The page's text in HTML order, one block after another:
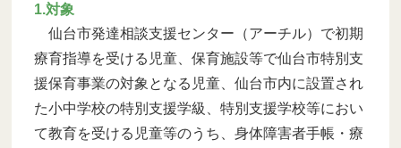
1.対象
仙台市発達相談支援センター（アーチル）で初期
療育指導を受ける児童、保育施設等で仙台市特別支
援保育事業の対象となる児童、仙台市内に設置され
た小中学校の特別支援学級、特別支援学校等におい
て教育を受ける児童等のうち、身体障害者手帳・療